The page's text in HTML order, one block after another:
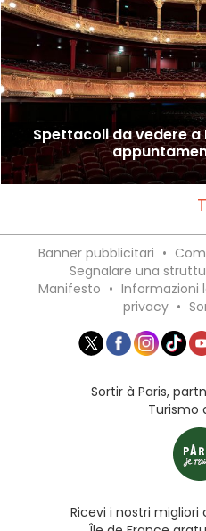
Spettacoli da vedere a
Banner pubblicitari •
Segnalare una
Manifesto • Informazioni
privacy •
Sortir à Paris,
Turismo
Ricevi i nostri migliori